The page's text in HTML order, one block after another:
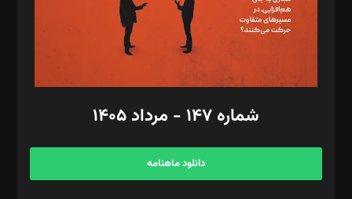
فیلمبرداری و عکاسی: امیر شفیعی، مانی لطفی زاده
گرافیک و صفحه‌آرایی: سید‌سبحان‌علی ثابت
مد‌یر توسعه تجاری: کامبیز برید‌
امور مالی: شاپور رهبری، محمد‌ کاظمی‌نیا
آگهی و مشترکین: ۰۹۱۹۹۹۹۰۴۵۴
شماره ۱۴۷ - مرداد ۱۴۰۵
دانلود ماهنامه